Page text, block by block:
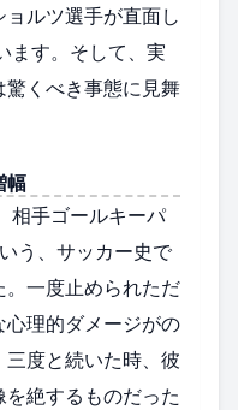
ルツ選手が直面し
ます。そして、実
くべき事態に見舞
幅
相手ゴールキーパ
う、サッカー史で
。一度止められただ
理的ダメージがの
度と続いた時、彼
絶するものだった